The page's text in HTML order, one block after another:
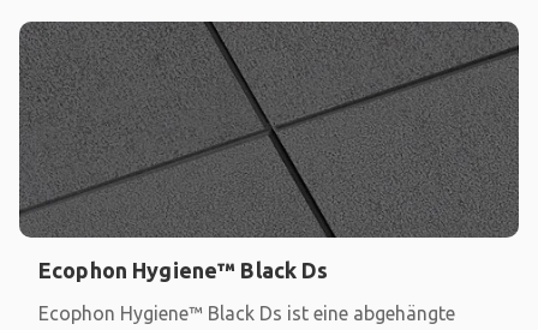
Ecophon Hygiene™ Black Ds
Ecophon Hygiene™ Black Ds ist eine abgehängte